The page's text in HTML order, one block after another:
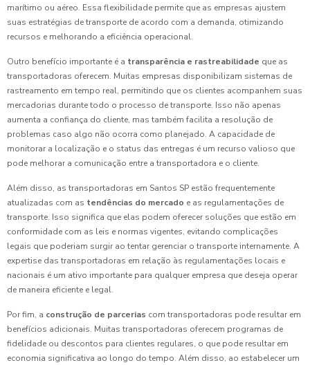
marítimo ou aéreo. Essa flexibilidade permite que as empresas ajustem
suas estratégias de transporte de acordo com a demanda, otimizando
recursos e melhorando a eficiência operacional.
Outro benefício importante é a transparência e rastreabilidade que as
transportadoras oferecem. Muitas empresas disponibilizam sistemas de
rastreamento em tempo real, permitindo que os clientes acompanhem suas
mercadorias durante todo o processo de transporte. Isso não apenas
aumenta a confiança do cliente, mas também facilita a resolução de
problemas caso algo não ocorra como planejado. A capacidade de
monitorar a localização e o status das entregas é um recurso valioso que
pode melhorar a comunicação entre a transportadora e o cliente.
Além disso, as transportadoras em Santos SP estão frequentemente
atualizadas com as tendências do mercado e as regulamentações de
transporte. Isso significa que elas podem oferecer soluções que estão em
conformidade com as leis e normas vigentes, evitando complicações
legais que poderiam surgir ao tentar gerenciar o transporte internamente. A
expertise das transportadoras em relação às regulamentações locais e
nacionais é um ativo importante para qualquer empresa que deseja operar
de maneira eficiente e legal.
Por fim, a construção de parcerias com transportadoras pode resultar em
benefícios adicionais. Muitas transportadoras oferecem programas de
fidelidade ou descontos para clientes regulares, o que pode resultar em
economia significativa ao longo do tempo. Além disso, ao estabelecer um